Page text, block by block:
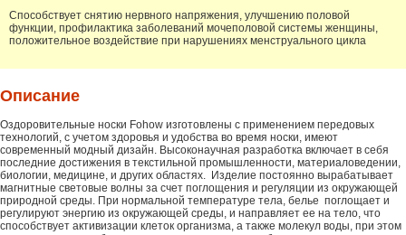
Способствует снятию нервного напряжения, улучшению половой
функции, профилактика заболеваний мочеполовой системы женщины,
положительное воздействие при нарушениях менструального цикла
Описание
Оздоровительные носки Fohow изготовлены с применением передовых
технологий, с учетом здоровья и удобства во время носки, имеют
современный модный дизайн. Высоконаучная разработка включает в себя
последние достижения в текстильной промышленности, материаловедении,
биологии, медицине, и других областях. Изделие постоянно вырабатывает
магнитные световые волны за счет поглощения и регуляции из окружающей
природной среды. При нормальной температуре тела, белье поглощает и
регулируют энергию из окружающей среды, и направляет ее на тело, что
способствует активизации клеток организма, а также молекул воды, при этом